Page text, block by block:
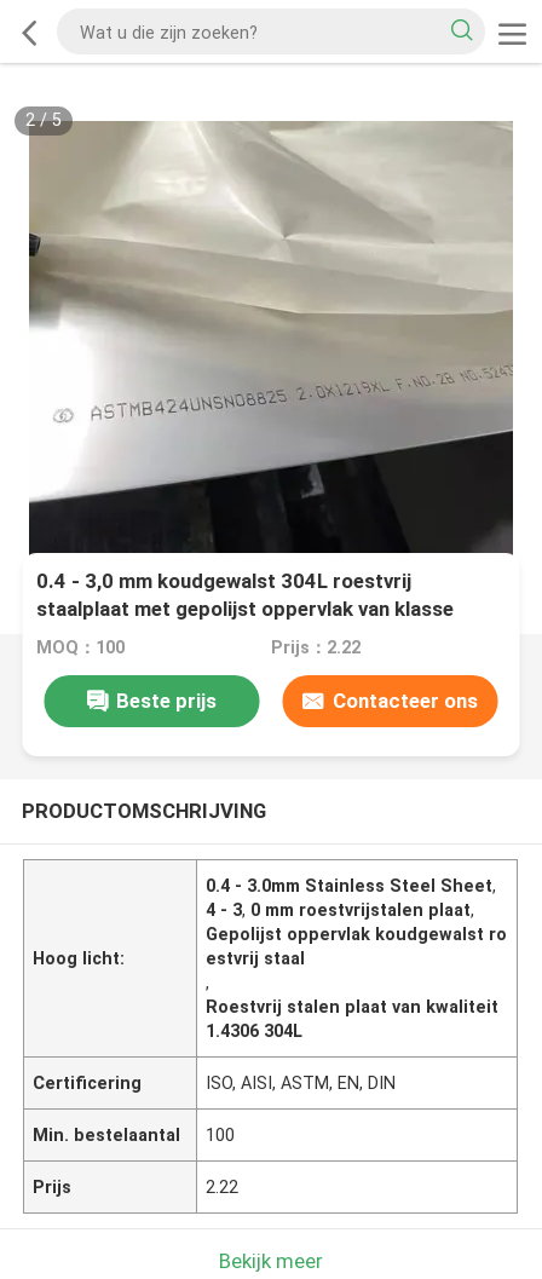
2/5
0.4 - 3,0 mm koudgewalst 304L roestvrij
staalplaat met gepolijst oppervlak van klasse
1.4306
MOQ：100 Prijs：2.22
Beste prijs Contacteer ons
PRODUCTOMSCHRIJVING
Hoog licht:
0.4 - 3.0mm Stainless Steel Sheet,
4 - 3, 0 mm roestvrijstalen plaat,
Gepolijst oppervlak koudgewalst ro
estvrij staal
,
Roestvrij stalen plaat van kwaliteit
1.4306 304L
Certificering ISO, AISI, ASTM, EN, DIN
Min. bestelaantal 100
Prijs 2.22
Bekijk meer